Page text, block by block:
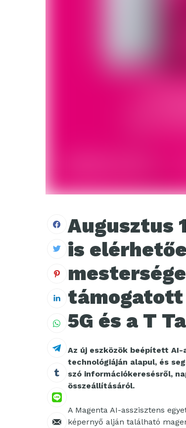
Augusztus
is
támogatott
5G és a T
Az új eszközök beépített
technológiáján alapul, és
szó információkeresésről,
összeállításáról.
A Magenta AI-asszisztens
képernyő alján található